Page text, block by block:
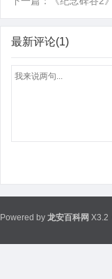
最新评论(1)
Powered by 龙安百科网 X3.2